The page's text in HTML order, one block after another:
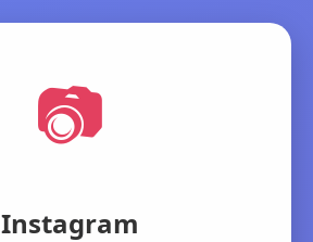
📷
Instagram